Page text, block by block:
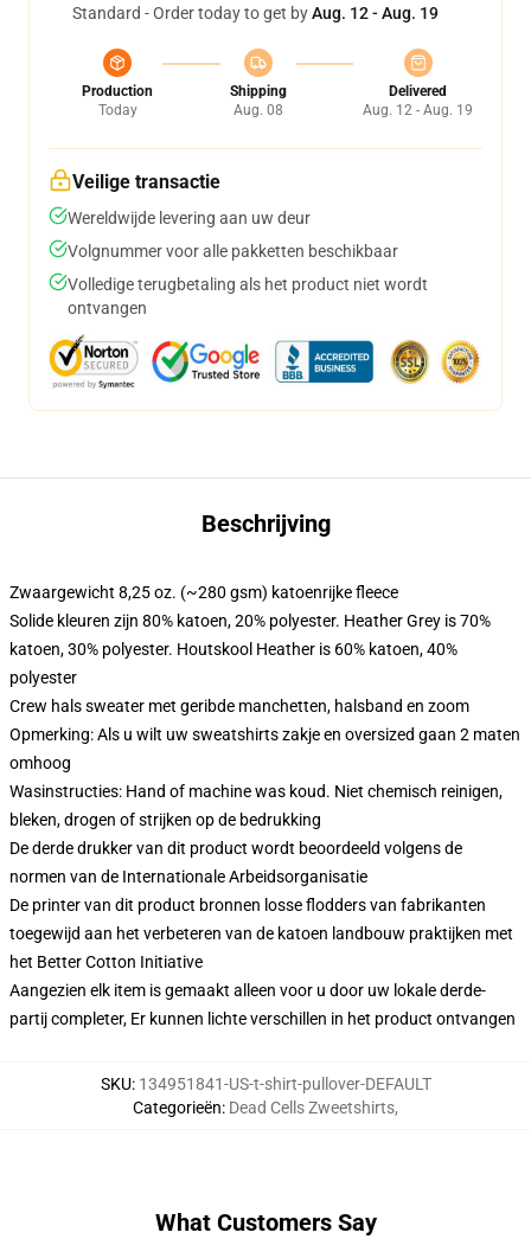
Standard - Order today to get byAug. 12 - Aug. 19
Production
Today
Shipping
Aug. 08
Delivered
Aug. 12 - Aug. 19
Veilige transactie
Wereldwijde levering aan uw deur
Volgnummer voor alle pakketten beschikbaar
Volledige terugbetaling als het product niet wordt
ontvangen
Beschrijving
Zwaargewicht 8,25 oz. (~280 gsm) katoenrijke fleece
Solide kleuren zijn 80% katoen, 20% polyester. Heather Grey is 70%
katoen, 30% polyester. Houtskool Heather is 60% katoen, 40%
polyester
Crew hals sweater met geribde manchetten, halsband en zoom
Opmerking: Als u wilt uw sweatshirts zakje en oversized gaan 2 maten
omhoog
Wasinstructies: Hand of machine was koud. Niet chemisch reinigen,
bleken, drogen of strijken op de bedrukking
De derde drukker van dit product wordt beoordeeld volgens de
normen van de Internationale Arbeidsorganisatie
De printer van dit product bronnen losse flodders van fabrikanten
toegewijd aan het verbeteren van de katoen landbouw praktijken met
het Better Cotton Initiative
Aangezien elk item is gemaakt alleen voor u door uw lokale derde-
partij completer, Er kunnen lichte verschillen in het product ontvangen
SKU: 134951841-US-t-shirt-pullover-DEFAULT
Categorieën: Dead Cells Zweetshirts,
What Customers Say